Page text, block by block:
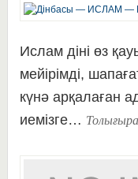
Ислам діні өз
мейірімді,
күнә арқалаған
иемізге…